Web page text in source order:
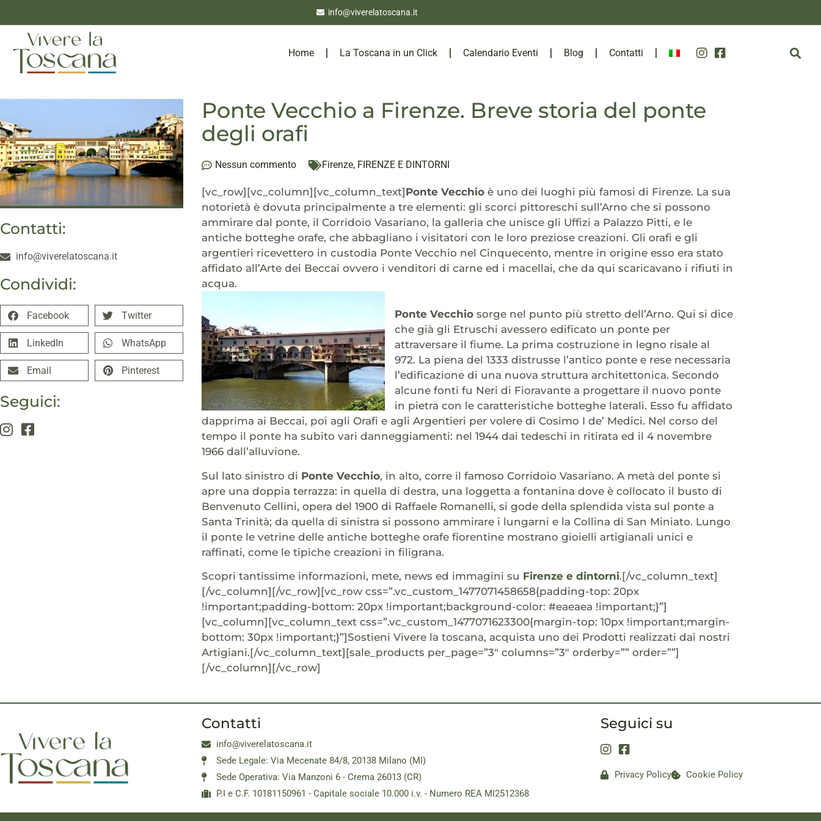
info@viverelatoscana.it
Home La Toscana in un Click Calendario Eventi Blog Contatti
Contatti:
info@viverelatoscana.it
Condividi:
Facebook Twitter
LinkedIn WhatsApp
Email Pinterest
Seguici:
Ponte Vecchio a Firenze. Breve storia del ponte
degli orafi
Nessun commento Firenze, FIRENZE E DINTORNI
[vc_row][vc_column][vc_column_text]Ponte Vecchio è uno dei luoghi più famosi di Firenze. La sua
notorietà è dovuta principalmente a tre elementi: gli scorci pittoreschi sull’Arno che si possono
ammirare dal ponte, il Corridoio Vasariano, la galleria che unisce gli Uffizi a Palazzo Pitti, e le
antiche botteghe orafe, che abbagliano i visitatori con le loro preziose creazioni. Gli orafi e gli
argentieri ricevettero in custodia Ponte Vecchio nel Cinquecento, mentre in origine esso era stato
affidato all’Arte dei Beccai ovvero i venditori di carne ed i macellai, che da qui scaricavano i rifiuti in
acqua.
Ponte Vecchio sorge nel punto più stretto dell’Arno. Qui si dice
che già gli Etruschi avessero edificato un ponte per
attraversare il fiume. La prima costruzione in legno risale al
972. La piena del 1333 distrusse l’antico ponte e rese necessaria
l’edificazione di una nuova struttura architettonica. Secondo
alcune fonti fu Neri di Fioravante a progettare il nuovo ponte
in pietra con le caratteristiche botteghe laterali. Esso fu affidato
dapprima ai Beccai, poi agli Orafi e agli Argentieri per volere di Cosimo I de’ Medici. Nel corso del
tempo il ponte ha subito vari danneggiamenti: nel 1944 dai tedeschi in ritirata ed il 4 novembre
1966 dall’alluvione.
Sul lato sinistro di Ponte Vecchio, in alto, corre il famoso Corridoio Vasariano. A metà del ponte si
apre una doppia terrazza: in quella di destra, una loggetta a fontanina dove è collocato il busto di
Benvenuto Cellini, opera del 1900 di Raffaele Romanelli, si gode della splendida vista sul ponte a
Santa Trinità; da quella di sinistra si possono ammirare i lungarni e la Collina di San Miniato. Lungo
il ponte le vetrine delle antiche botteghe orafe fiorentine mostrano gioielli artigianali unici e
raffinati, come le tipiche creazioni in filigrana.
Scopri tantissime informazioni, mete, news ed immagini su Firenze e dintorni.[/vc_column_text]
[/vc_column][/vc_row][vc_row css=”.vc_custom_1477071458658{padding-top: 20px
!important;padding-bottom: 20px !important;background-color: #eaeaea !important;}”]
[vc_column][vc_column_text css=”.vc_custom_1477071623300{margin-top: 10px !important;margin-
bottom: 30px !important;}”]Sostieni Vivere la toscana, acquista uno dei Prodotti realizzati dai nostri
Artigiani.[/vc_column_text][sale_products per_page=”3″ columns=”3″ orderby=”” order=””]
[/vc_column][/vc_row]
Contatti
info@viverelatoscana.it
Sede Legale: Via Mecenate 84/8, 20138 Milano (MI)
Sede Operativa: Via Manzoni 6 - Crema 26013 (CR)
P.I e C.F. 10181150961 - Capitale sociale 10.000 i.v. - Numero REA MI2512368
Seguici su
Privacy Policy Cookie Policy